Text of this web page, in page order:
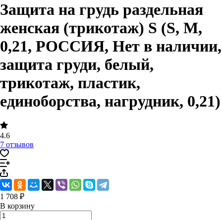
Защита на грудь раздельная
женская (трикотаж) S (S, M,
0,21, РОССИЯ, Нет в наличии,
защита груди, белый,
трикотаж, пластик,
единоборства, нагрудник, 0,21)
4.6
7 отзывов
1 708 ₽
В корзину